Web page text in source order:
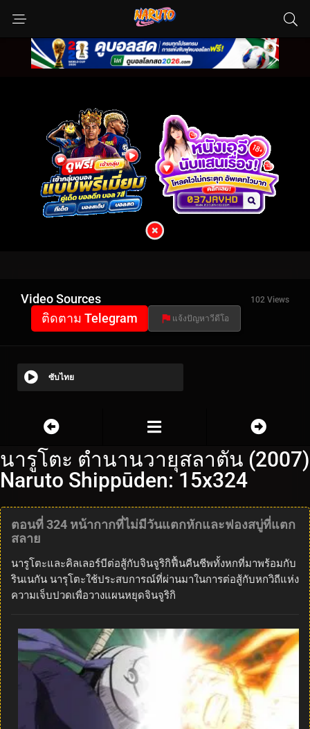
Video Sources 102 Views
ติดตาม Telegram แจ้งปัญหาวีดีโอ
ซับไทย
นารูโตะ ตำนานวายุสลาตัน (2007)
Naruto Shippūden: 15x324
ตอนที่ 324 หน้ากากที่ไม่มีวันแตกหักและฟองสบู่ที่แตก
สลาย
นารูโตะและคิลเลอร์บีต่อสู้กับจินจูริกิฟื้นคืนชีพทั้งหกที่มาพร้อมกับ
รินเนกัน นารุโตะใช้ประสบการณ์ที่ผ่านมาในการต่อสู้กับหกวิถีแห่ง
ความเจ็บปวดเพื่อวางแผนหยุดจินจูริกิ